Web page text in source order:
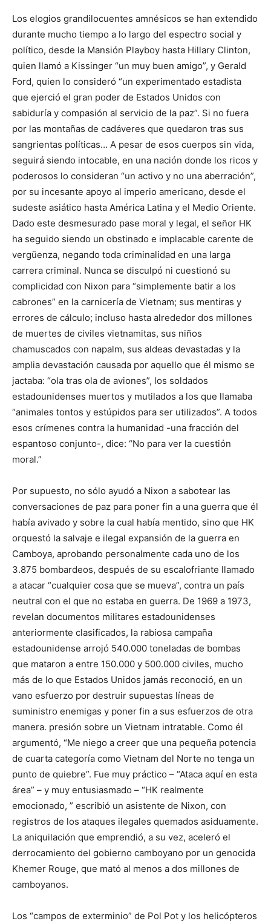
Los elogios grandilocuentes amnésicos se han extendido
durante mucho tiempo a lo largo del espectro social y
político, desde la Mansión Playboy hasta Hillary Clinton,
quien llamó a Kissinger “un muy buen amigo”, y Gerald
Ford, quien lo consideró “un experimentado estadista
que ejerció el gran poder de Estados Unidos con
sabiduría y compasión al servicio de la paz”. Si no fuera
por las montañas de cadáveres que quedaron tras sus
sangrientas políticas… A pesar de esos cuerpos sin vida,
seguirá siendo intocable, en una nación donde los ricos y
poderosos lo consideran “un activo y no una aberración”,
por su incesante apoyo al imperio americano, desde el
sudeste asiático hasta América Latina y el Medio Oriente.
Dado este desmesurado pase moral y legal, el señor HK
ha seguido siendo un obstinado e implacable carente de
vergüenza, negando toda criminalidad en una larga
carrera criminal. Nunca se disculpó ni cuestionó su
complicidad con Nixon para “simplemente batir a los
cabrones” en la carnicería de Vietnam; sus mentiras y
errores de cálculo; incluso hasta alrededor dos millones
de muertes de civiles vietnamitas, sus niños
chamuscados con napalm, sus aldeas devastadas y la
amplia devastación causada por aquello que él mismo se
jactaba: “ola tras ola de aviones”, los soldados
estadounidenses muertos y mutilados a los que llamaba
“animales tontos y estúpidos para ser utilizados”. A todos
esos crímenes contra la humanidad -una fracción del
espantoso conjunto-, dice: “No para ver la cuestión
moral.”
Por supuesto, no sólo ayudó a Nixon a sabotear las
conversaciones de paz para poner fin a una guerra que él
había avivado y sobre la cual había mentido, sino que HK
orquestó la salvaje e ilegal expansión de la guerra en
Camboya, aprobando personalmente cada uno de los
3.875 bombardeos, después de su escalofriante llamado
a atacar “cualquier cosa que se mueva”, contra un país
neutral con el que no estaba en guerra. De 1969 a 1973,
revelan documentos militares estadounidenses
anteriormente clasificados, la rabiosa campaña
estadounidense arrojó 540.000 toneladas de bombas
que mataron a entre 150.000 y 500.000 civiles, mucho
más de lo que Estados Unidos jamás reconoció, en un
vano esfuerzo por destruir supuestas líneas de
suministro enemigas y poner fin a sus esfuerzos de otra
manera. presión sobre un Vietnam intratable. Como él
argumentó, “Me niego a creer que una pequeña potencia
de cuarta categoría como Vietnam del Norte no tenga un
punto de quiebre”. Fue muy práctico – “Ataca aquí en esta
área” – y muy entusiasmado – “HK realmente
emocionado, ” escribió un asistente de Nixon, con
registros de los ataques ilegales quemados asiduamente.
La aniquilación que emprendió, a su vez, aceleró el
derrocamiento del gobierno camboyano por un genocida
Khemer Rouge, que mató al menos a dos millones de
camboyanos.
Los “campos de exterminio” de Pol Pot y los helicópteros